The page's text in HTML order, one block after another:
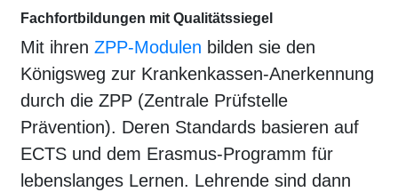
Fachfortbildungen mit Qualitätssiegel
Mit ihren ZPP-Modulen bilden sie den
Königsweg zur Krankenkassen-Anerkennung
durch die ZPP (Zentrale Prüfstelle
Prävention). Deren Standards basieren auf
ECTS und dem Erasmus-Programm für
lebenslanges Lernen. Lehrende sind dann